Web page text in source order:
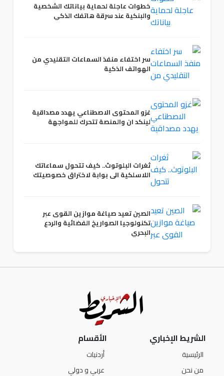
خطوات عاجلة لحماية بياناتك الشخصية
والبنكية عند سرقة هاتفك الذكي
سر اختفاء منفذ السماعات التقليدي من
الهواتف الذكية
غزو المحتوى الاصطناعي يهدد مصداقية
لينكد ان والمنصة تتحرك للمواجهة
ثغرات البلوتوث.. كيف تتحول سماعاتك
اللاسلكية الى بوابة لاختراق خصوصيتك
الصين تعيد صياغة موازين القوى عبر
تكنولوجيا الصواريخ الفضائية والردع
البحري
الشريط الإخباري
الرئيسية
من نحن
الأقسام
أردنيات
عربي و دولي